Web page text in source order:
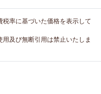
率に基づいた価格を表示して
及び無断引用は禁止いたしま